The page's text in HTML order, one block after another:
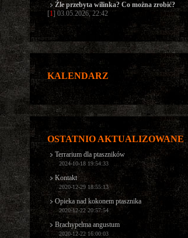
Źle przebyta wilinka? Co można zrobić?
[1] 03.05.2026, 22:42
KALENDARZ
OSTATNIO AKTUALIZOWANE
Terrarium dla ptaszników
2024-10-18 19:54:33
Kontakt
2020-12-29 18:55:13
Opieka nad kokonem ptasznika
2020-12-22 20:57:54
Brachypelma angustum
2020-12-22 16:00:03